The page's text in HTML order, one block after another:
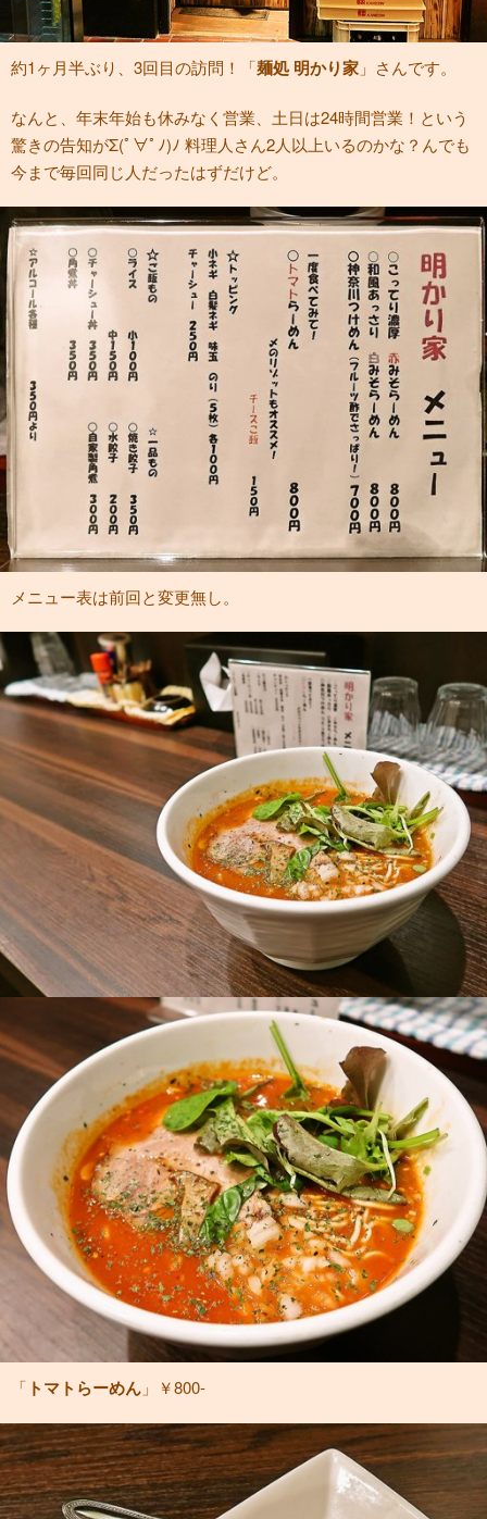
約1ヶ月半ぶり、3回目の訪問！「麺処 明かり家 」さんです。
なんと、年末年始も休みなく営業、土日は24時間営業！という
驚きの告知がΣ(ﾟ∀ﾟﾉ)ﾉ 料理人さん2人以上いるのかな？んでも
今まで毎回同じ人だったはずだけど。
メニュー表は前回と変更無し。
「 トマトらーめん 」￥800-